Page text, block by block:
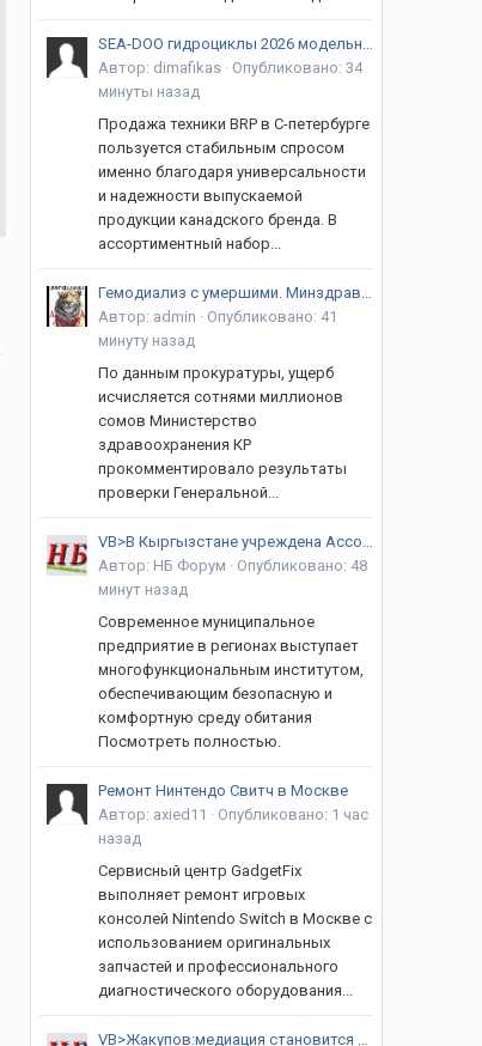
SEA-DOO гидроциклы 2026 модельного года.
Автор: dimafikas · Опубликовано:34
минуты назад
Продажа техники BRP в С-петербурге
пользуется стабильным спросом
именно благодаря универсальности
и надежности выпускаемой
продукции канадского бренда. В
ассортиментный набор...
Гемодиализ с умершими. Минздрав КР прокомментировал уголовное дело
Автор: admin · Опубликовано: 41
минуту назад
По данным прокуратуры, ущерб
исчисляется сотнями миллионов
сомов Министерство
здравоохранения КР
прокомментировало результаты
проверки Генеральной...
VB>В Кыргызстане учреждена Ассоциация муниципальных предприятий
Автор: НБ Форум · Опубликовано: 48
минут назад
Современное муниципальное
предприятие в регионах выступает
многофункциональным институтом,
обеспечивающим безопасную и
комфортную среду обитания
Посмотреть полностью.
Ремонт Нинтендо Свитч в Москве
Автор: axied11 · Опубликовано: 1 час
назад
Сервисный центр GadgetFix
выполняет ремонт игровых
консолей Nintendo Switch в Москве с
использованием оригинальных
запчастей и профессионального
диагностического оборудования...
VB>Жакупов:медиация становится частью новой инфраструктуры доверия в ЦА